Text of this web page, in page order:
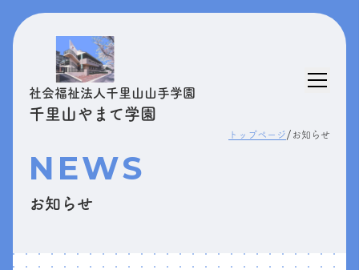
社会福祉法人千里山山手学園
千里山やまて学園
トップページ/ お知らせ
NEWS
お知らせ